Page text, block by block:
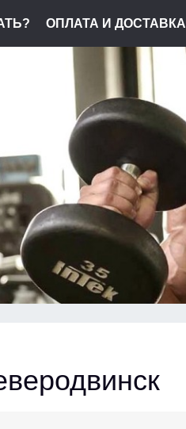
ОПЛАТА И ДОСТАВКА